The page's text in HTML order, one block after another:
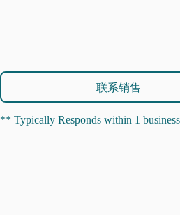
联系销售
** Typically Responds within 1